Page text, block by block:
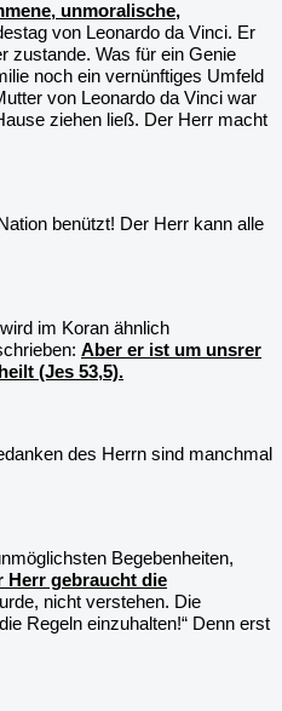
unmoralische,
von Leonardo da Vinci. Er
zustande. Was für ein Genie
noch ein vernünftiges Umfeld
von Leonardo da Vinci war
ziehen ließ. Der Herr macht
benützt! Der Herr kann alle
im Koran ähnlich
Aber er ist um unsrer
(Jes 53,5).
des Herrn sind manchmal
Begebenheiten,
Herr gebraucht die
nicht verstehen. Die
Regeln einzuhalten!“ Denn erst